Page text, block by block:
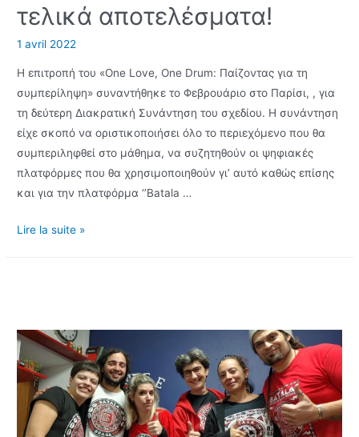
τελικά αποτελέσματα!
1 avril 2022
Η επιτροπή του «One Love, One Drum: Παίζοντας για τη
συμπερίληψη» συναντήθηκε το Φεβρουάριο στο Παρίσι, , για
τη δεύτερη Διακρατική Συνάντηση του σχεδίου. Η συνάντηση
είχε σκοπό να οριστικοποιήσει όλο το περιεχόμενο που θα
συμπεριληφθεί στο μάθημα, να συζητηθούν οι ψηφιακές
πλατφόρμες που θα χρησιμοποιηθούν γι’ αυτό καθώς επίσης
και για την πλατφόρμα ‘’Batala …
Άλλη
βήμα
πιο
κοντά
στα
τελικά
αποτελέσματα!
Lire la suite »